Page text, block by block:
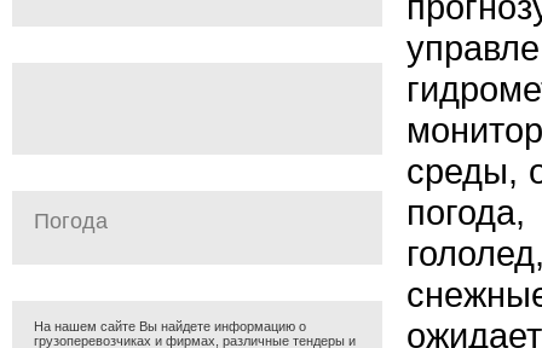
Погода
На нашем сайте Вы найдете информацию о
грузоперевозчиках и фирмах, различные тендеры и
среды,